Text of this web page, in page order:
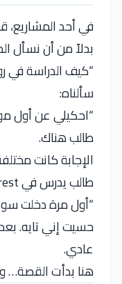
في أحد المشاريع،
بدلاً من أن نسأل
“كيف الدراسة في
سألناه:
“احكيلي عن أول
طالب هناك.
الإجابة كانت
طالب يدرس في
“أول مرة دخلت
حسيت إني تايه.
عادي.
هنا بدأت